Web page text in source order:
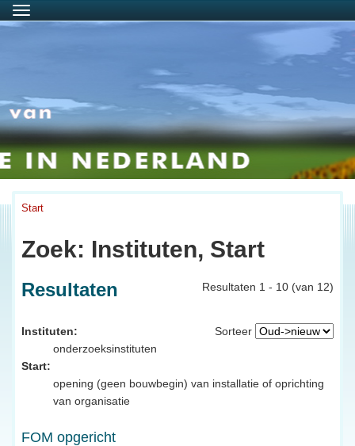
Menu
Start
Zoek: Instituten, Start
Resultaten 1 - 10 (van 12)
Resultaten
Sorteer
Instituten:
onderzoeksinstituten
Start:
opening (geen bouwbegin) van installatie of oprichting
van organisatie
FOM opgericht